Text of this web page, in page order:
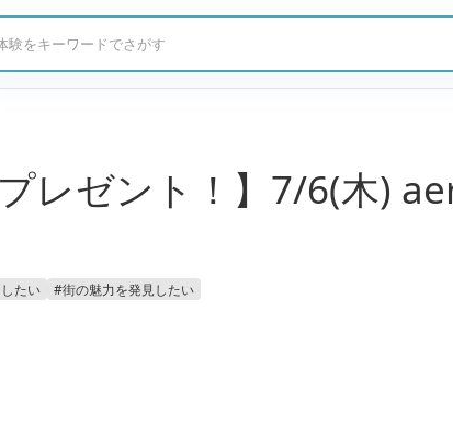
験をキーワードでさがす
レゼント！】7/6(木)
たい #街の魅力を発見したい